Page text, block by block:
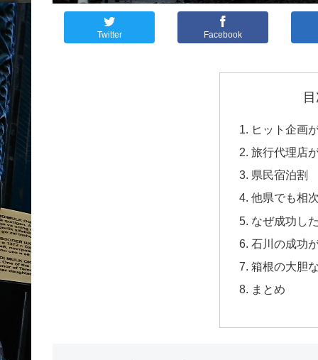
Twitter Facebook
ヒット企画
旅行代理店
県民宿泊割
他県でも相
なぜ成功し
石川の成功
箱根の大胆
まとめ